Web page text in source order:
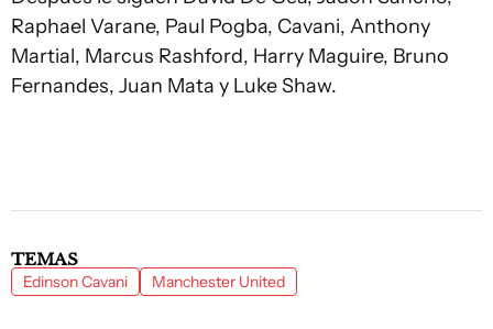
Raphael Varane, Paul Pogba, Cavani, Anthony
Martial, Marcus Rashford, Harry Maguire, Bruno
Fernandes, Juan Mata y Luke Shaw.
TEMAS
Edinson Cavani Manchester United